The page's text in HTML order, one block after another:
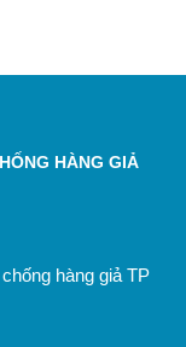
HÀNG GIẢ
hàng giả TP